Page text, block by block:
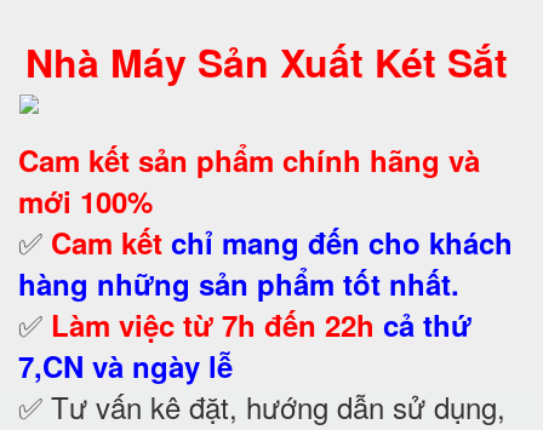
Nhà Máy Sản Xuất Két Sắt
Cam kết sản phẩm chính hãng và
mới 100%
✅ Cam kết chỉ mang đến cho khách
hàng những sản phẩm tốt nhất.
✅ Làm việc từ 7h đến 22h cả thứ
7,CN và ngày lễ
✅ Tư vấn kê đặt, hướng dẫn sử dụng,